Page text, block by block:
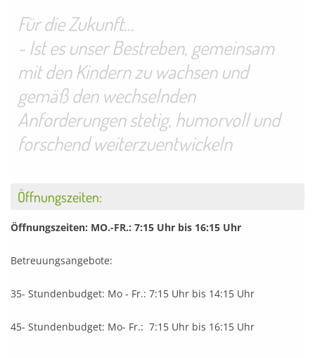
Für die Zukunft…
- Ist es unser Bestreben, gemeinsam
mit den Kindern zu wachsen und
gemäß den wechselnden
Anforderungen stetig, humorvoll und
Öffnungszeiten:
Öffnungszeiten: MO.-FR.: 7:15 Uhr bis 16:15 Uhr
Betreuungsangebote:
35- Stundenbudget: Mo - Fr.: 7:15 Uhr bis 14:15 Uhr
45- Stundenbudget: Mo- Fr.: 7:15 Uhr bis 16:15 Uhr